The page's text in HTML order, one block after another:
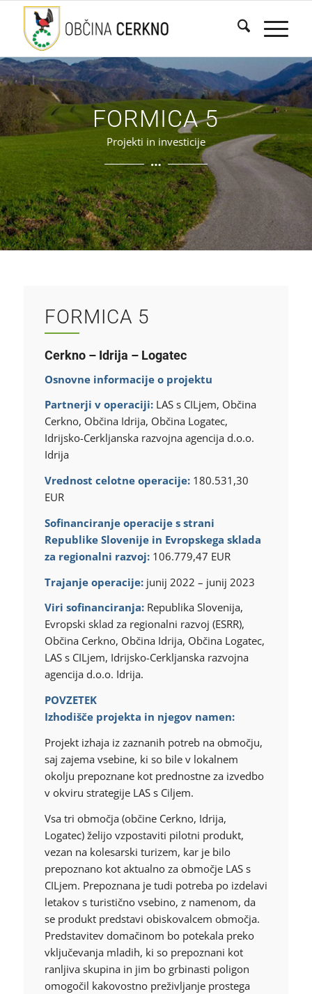
FORMICA 5
Projekti in investicije
FORMICA 5
Cerkno – Idrija – Logatec
Osnovne informacije o projektu
Partnerji v operaciji:LAS s CILjem, Občina
Cerkno, Občina Idrija, Občina Logatec,
Idrijsko-Cerkljanska razvojna agencija d.o.o.
Idrija
Vrednost celotne operacije:180.531,30
EUR
Sofinanciranje operacije s strani
Republike Slovenije in Evropskega sklada
za regionalni razvoj:106.779,47 EUR
Trajanje operacije:junij 2022 – junij 2023
Viri sofinanciranja:Republika Slovenija,
Evropski sklad za regionalni razvoj (ESRR),
Občina Cerkno, Občina Idrija, Občina Logatec,
LAS s CILjem, Idrijsko-Cerkljanska razvojna
agencija d.o.o. Idrija.
POVZETEK
Izhodišče projekta in njegov namen:
Projekt izhaja iz zaznanih potreb na območju,
saj zajema vsebine, ki so bile v lokalnem
okolju prepoznane kot prednostne za izvedbo
v okviru strategije LAS s Ciljem.
Vsa tri območja (občine Cerkno, Idrija,
Logatec) želijo vzpostaviti pilotni produkt,
vezan na kolesarski turizem, kar je bilo
prepoznano kot aktualno za območje LAS s
CILjem. Prepoznana je tudi potreba po izdelavi
letakov s turistično vsebino, z namenom, da
se produkt predstavi obiskovalcem območja.
Predstavitev domačinom bo potekala preko
vključevanja mladih, ki so prepoznani kot
ranljiva skupina in jim bo grbinasti poligon
omogočil kakovostno preživljanje prostega